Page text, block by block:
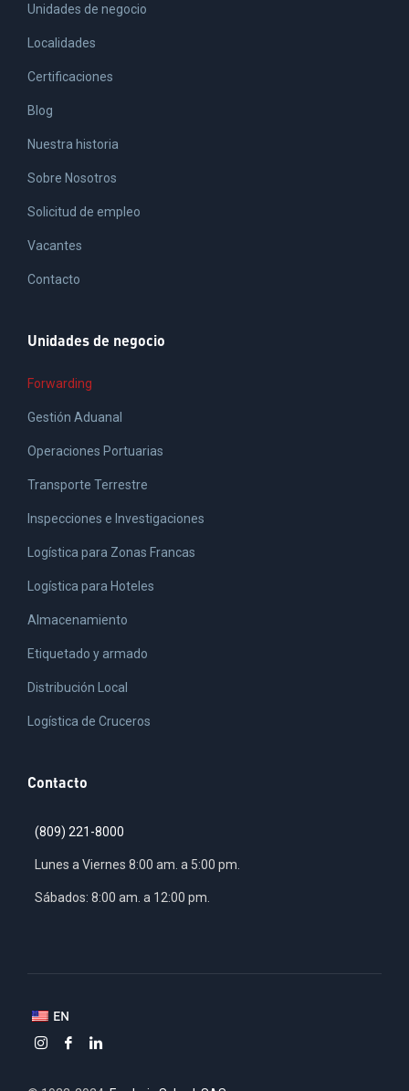
Unidades de negocio
Localidades
Certificaciones
Blog
Nuestra historia
Sobre Nosotros
Solicitud de empleo
Vacantes
Contacto
Unidades de negocio
Forwarding
Gestión Aduanal
Operaciones Portuarias
Transporte Terrestre
Inspecciones e Investigaciones
Logística para Zonas Francas
Logística para Hoteles
Almacenamiento
Etiquetado y armado
Distribución Local
Logística de Cruceros
Contacto
(809) 221-8000
Lunes a Viernes 8:00 am. a 5:00 pm.
Sábados: 8:00 am. a 12:00 pm.
EN